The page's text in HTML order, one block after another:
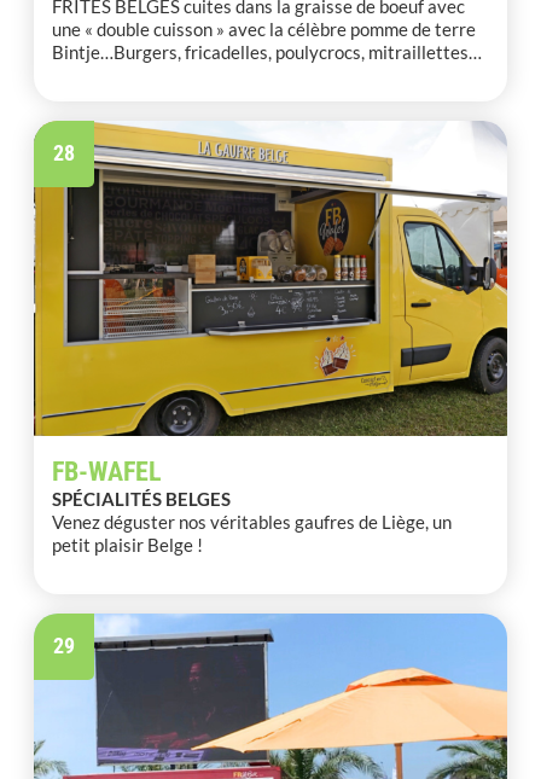
FRITES BELGES cuites dans la graisse de boeuf avec
une « double cuisson » avec la célèbre pomme de terre
Bintje…Burgers, fricadelles, poulycrocs, mitraillettes…
28
FB-WAFEL
SPÉCIALITÉS BELGES
Venez déguster nos véritables gaufres de Liège, un
petit plaisir Belge !
29